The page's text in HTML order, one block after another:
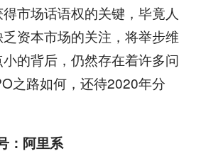
市场话语权的关键，毕竟人
资本市场的关注，将举步维
的背后，仍然存在着许多问
之路如何，还待2020年分
：阿里系